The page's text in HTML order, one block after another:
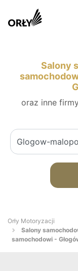
Salony
oraz inne
Orły Motoryzacji
Salony
samochodowi -